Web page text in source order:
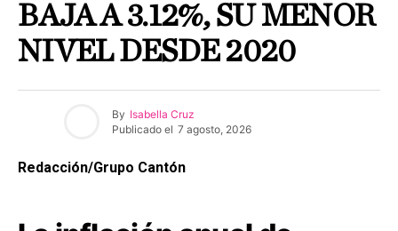
BAJA A 3.12%, SU MENOR
NIVEL DESDE 2020
By Isabella Cruz
Publicado el 7 agosto, 2026
Redacción/Grupo Cantón